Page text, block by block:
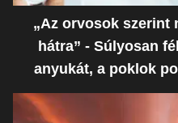
„Az orvosok szerint
hátra” - Súlyosan
anyukát, a poklok
ostoba